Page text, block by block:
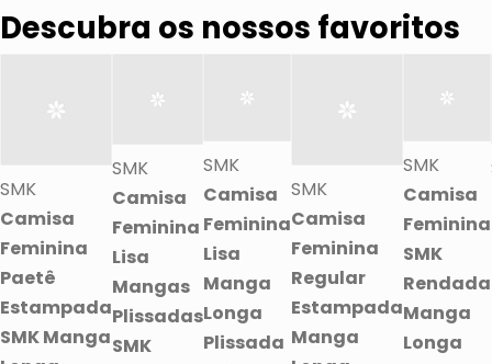
Descubra os nossos favoritos
SMK
Camisa
Feminina
Paetê
Estampada
SMK Manga
SMK
Camisa
Feminina
Lisa
Mangas
Plissadas
SMK
SMK
Camisa
Feminina
Lisa
Manga
Longa
Plissada
SMK
Camisa
Feminina
Regular
Estampada
Manga
SMK
Camisa
Feminina
SMK
Rendada
Manga
Longa